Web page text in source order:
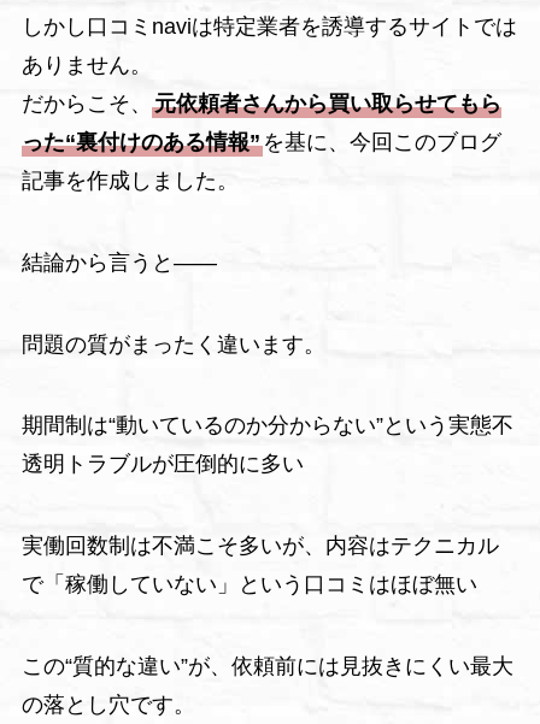
しかし口コミnaviは特定業者を誘導するサイトでは
ありません。
だからこそ、 元依頼者さんから買い取らせてもら
った“裏付けのある情報”を基に、今回このブログ
記事を作成しました。
結論から言うと――
問題の質がまったく違います。
期間制は“動いているのか分からない”という実態不
透明トラブルが圧倒的に多い
実働回数制は不満こそ多いが、内容はテクニカル
で「稼働していない」という口コミはほぼ無い
この“質的な違い”が、依頼前には見抜きにくい最大
の落とし穴です。